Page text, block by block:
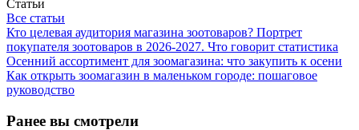
Статьи
Все статьи
Кто целевая аудитория магазина зоотоваров? Портрет
покупателя зоотоваров в 2026-2027. Что говорит статистика
Осенний ассортимент для зоомагазина: что закупить к осени
Как открыть зоомагазин в маленьком городе: пошаговое
руководство
Ранее вы смотрели